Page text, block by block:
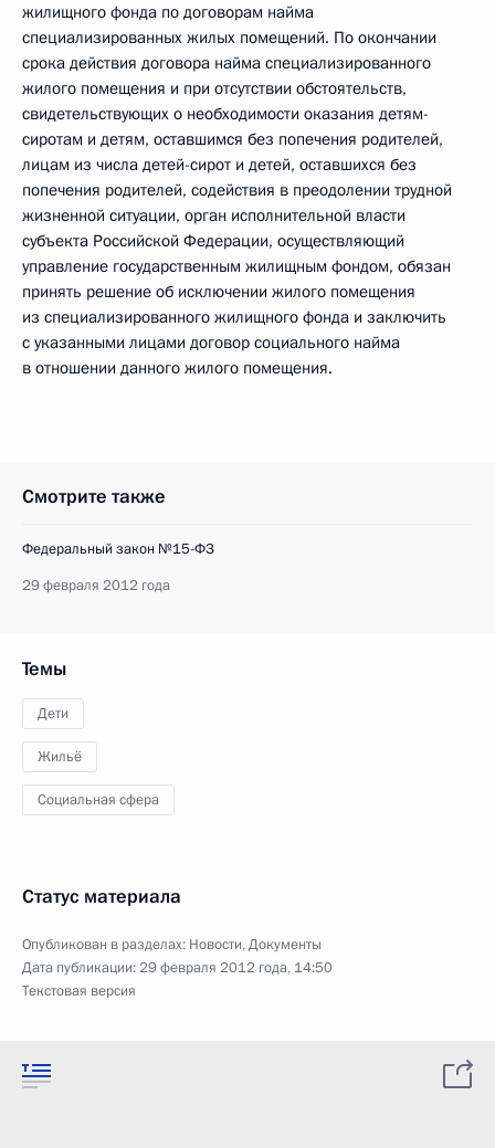
жилищного фонда по договорам найма
специализированных жилых помещений. По окончании
срока действия договора найма специализированного
жилого помещения и при отсутствии обстоятельств,
свидетельствующих о необходимости оказания детям-
сиротам и детям, оставшимся без попечения родителей,
лицам из числа детей-сирот и детей, оставшихся без
попечения родителей, содействия в преодолении трудной
жизненной ситуации, орган исполнительной власти
субъекта Российской Федерации, осуществляющий
управление государственным жилищным фондом, обязан
принять решение об исключении жилого помещения
из специализированного жилищного фонда и заключить
с указанными лицами договор социального найма
в отношении данного жилого помещения.
Смотрите также
Федеральный закон №15-ФЗ
29 февраля 2012 года
Темы
Дети
Жильё
Социальная сфера
Статус материала
Опубликован в разделах: Новости,Документы
Дата публикации:29 февраля 2012 года, 14:50
Текстовая версия